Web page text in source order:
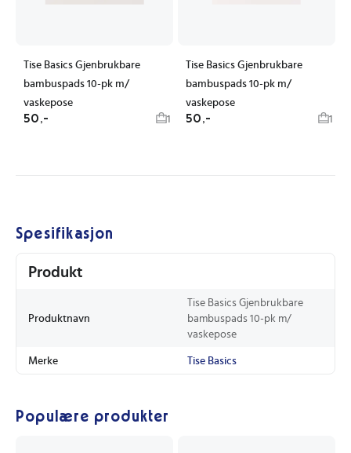
Tise Basics Gjenbrukbare
bambuspads 10-pk m/
vaskepose
50,- 1
Tise Basics Gjenbrukbare
bambuspads 10-pk m/
vaskepose
50,- 1
Spesifikasjon
Produkt
Produktnavn
Tise Basics Gjenbrukbare
bambuspads 10-pk m/
vaskepose
Merke Tise Basics
Populære produkter